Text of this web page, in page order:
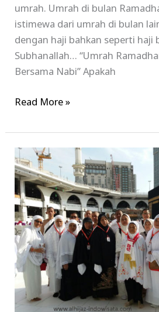
umrah. Umrah di bulan
istimewa dari umrah di bulan
dengan haji bahkan seperti haji
Subhanallah… “Umrah
Bersama Nabi” Apakah
Read More »
Paket
Umroh
Ramadhan
Di
Bulan
Suci
Penuh
Berkah